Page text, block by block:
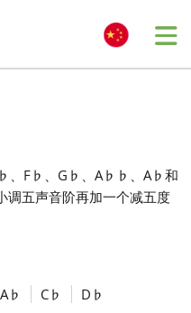
♭ 、F ♭ 、G ♭ 、A♭ ♭ 、A♭ 和
调五声音阶再加一个减五度
A♭ C ♭ D ♭